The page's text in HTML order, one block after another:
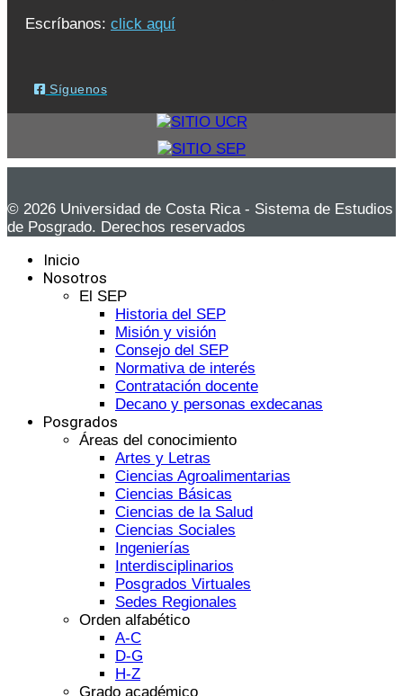
Escríbanos: click aquí
Síguenos
© 2026 Universidad de Costa Rica - Sistema de Estudios
de Posgrado. Derechos reservados
Inicio
Nosotros
El SEP
Historia del SEP
Misión y visión
Consejo del SEP
Normativa de interés
Contratación docente
Decano y personas exdecanas
Posgrados
Áreas del conocimiento
Artes y Letras
Ciencias Agroalimentarias
Ciencias Básicas
Ciencias de la Salud
Ciencias Sociales
Ingenierías
Interdisciplinarios
Posgrados Virtuales
Sedes Regionales
Orden alfabético
A-C
D-G
H-Z
Grado académico